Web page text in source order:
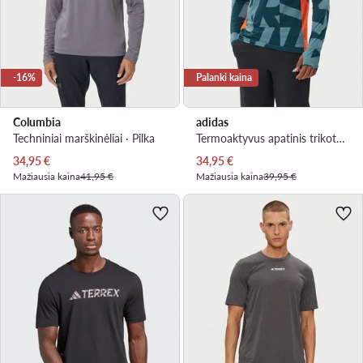
-16%
Columbia
Techniniai marškinėliai · Pilka
Dabartinė kaina
34,95€
Mažiausia kaina41,95 €
Palanki kaina
adidas
Termoaktyvus apatinis trikotažas, viršus · Žalia
Dabartinė kaina
34,95€
Mažiausia kaina39,95 €